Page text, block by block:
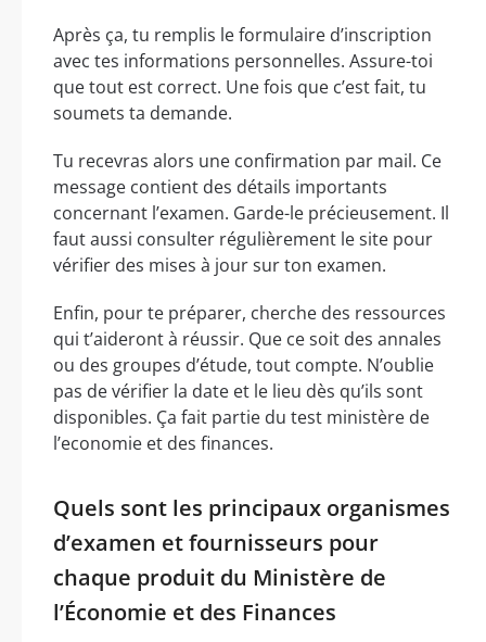
Après ça, tu remplis le formulaire d’inscription
avec tes informations personnelles. Assure-toi
que tout est correct. Une fois que c’est fait, tu
soumets ta demande.
Tu recevras alors une confirmation par mail. Ce
message contient des détails importants
concernant l’examen. Garde-le précieusement. Il
faut aussi consulter régulièrement le site pour
vérifier des mises à jour sur ton examen.
Enfin, pour te préparer, cherche des ressources
qui t’aideront à réussir. Que ce soit des annales
ou des groupes d’étude, tout compte. N’oublie
pas de vérifier la date et le lieu dès qu’ils sont
disponibles. Ça fait partie du test ministère de
l’economie et des finances.
Quels sont les principaux organismes
d’examen et fournisseurs pour
chaque produit du Ministère de
l’Économie et des Finances